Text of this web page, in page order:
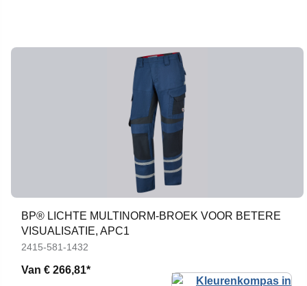
BP® LICHTE MULTINORM-BROEK VOOR BETERE
VISUALISATIE, APC1
2415-581-1432
Van € 266,81*